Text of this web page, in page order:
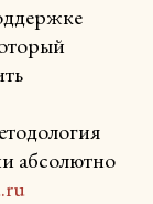
абсолютно